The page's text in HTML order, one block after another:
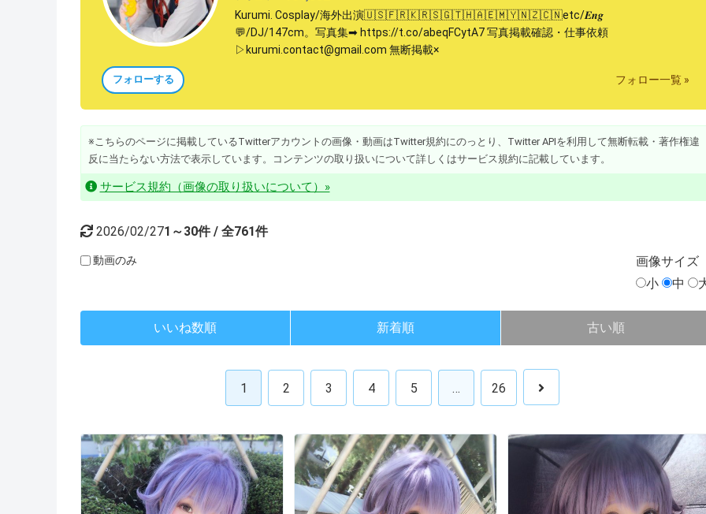
Kurumi. Cosplay/海外出演🇺🇸🇫🇷🇰🇷🇸🇬🇹🇭🇦🇪🇲🇾🇳🇿🇨🇳etc/𝑬𝒏𝒈
💬/DJ/147cm。写真集➡︎ https://t.co/abeqFCytA7 写真掲載確認・仕事依頼
▷kurumi.contact@gmail.com 無断掲載×
フォローする フォロー一覧 »
※こちらのページに掲載しているTwitterアカウントの画像・動画はTwitter規約にのっとり、Twitter APIを利用して無断転載・著作権違
反に当たらない方法で表示しています。コンテンツの取り扱いについて詳しくはサービス規約に記載しています。
サービス規約（画像の取り扱いについて）»
2026/02/271～30件 / 全761件
動画のみ 画像サイズ
小
中
いいね数順 新着順 古い順
1 2 3 4 5 … 26